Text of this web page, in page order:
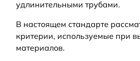
удлинительными трубами.
В настоящем стандарте
критерии, используемые при
материалов.